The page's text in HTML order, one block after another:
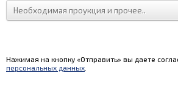
Нажимая на кнопку «Отправить» вы даете
персональных данных